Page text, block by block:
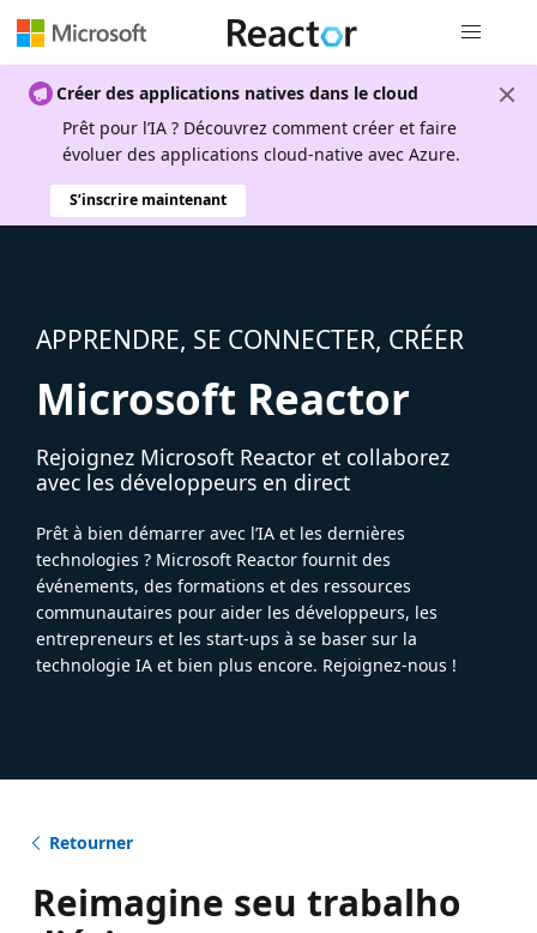
Créer des applications natives dans le cloud
Prêt pour l’IA ? Découvrez comment créer et faire
évoluer des applications cloud-native avec Azure.
S’inscrire maintenant
APPRENDRE, SE CONNECTER, CRÉER
Microsoft Reactor
Rejoignez Microsoft Reactor et collaborez
avec les développeurs en direct
Prêt à bien démarrer avec l’IA et les dernières
technologies ? Microsoft Reactor fournit des
événements, des formations et des ressources
communautaires pour aider les développeurs, les
entrepreneurs et les start-ups à se baser sur la
technologie IA et bien plus encore. Rejoignez-nous !
Retourner
Reimagine seu trabalho